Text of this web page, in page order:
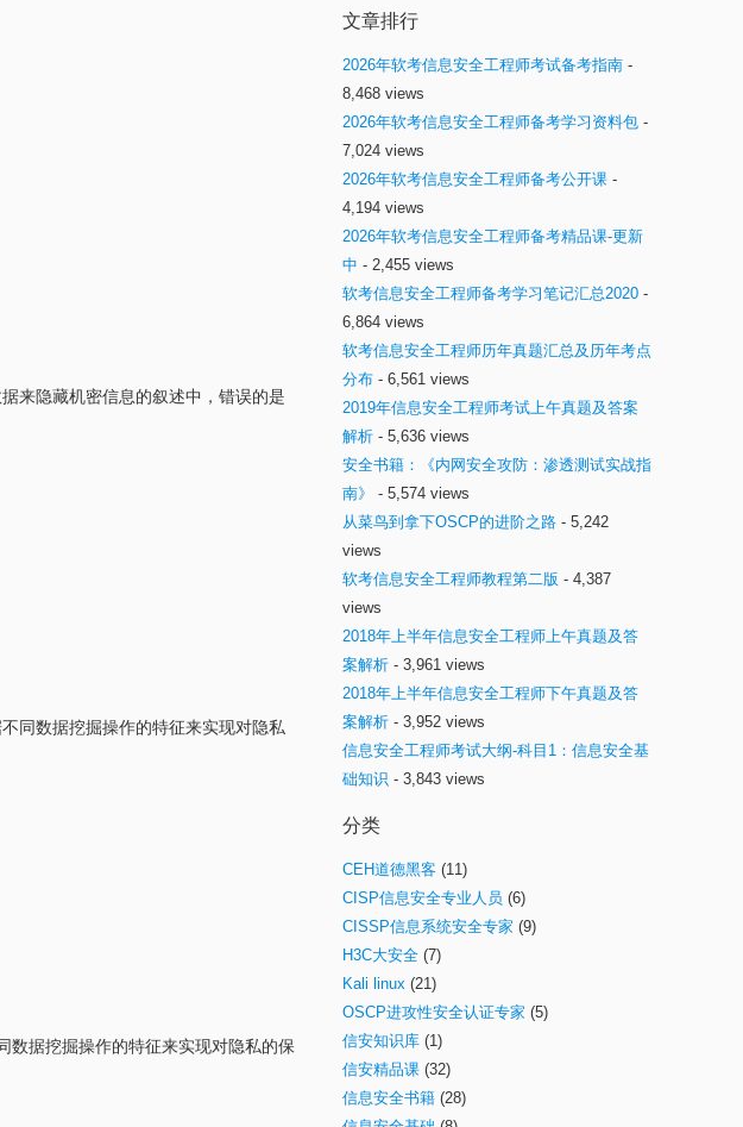
来隐藏机密信息的叙述中，错误的是
同数据挖掘操作的特征来实现对隐私
数据挖掘操作的特征来实现对隐私的保
文章排行
2026年软考信息安全工程师考试备考指南 -
8,468 views
2026年软考信息安全工程师备考学习资料包 -
7,024 views
2026年软考信息安全工程师备考公开课 -
4,194 views
2026年软考信息安全工程师备考精品课-更新
中 - 2,455 views
软考信息安全工程师备考学习笔记汇总2020 -
6,864 views
软考信息安全工程师历年真题汇总及历年考点
分布 - 6,561 views
2019年信息安全工程师考试上午真题及答案
解析 - 5,636 views
安全书籍：《内网安全攻防：渗透测试实战指
南》
- 5,574 views
从菜鸟到拿下OSCP的进阶之路 - 5,242
views
软考信息安全工程师教程第二版 - 4,387
views
2018年上半年信息安全工程师上午真题及答
案解析 - 3,961 views
2018年上半年信息安全工程师下午真题及答
案解析 - 3,952 views
信息安全工程师考试大纲-科目1：信息安全基
础知识 - 3,843 views
分类
CEH道德黑客 (11)
CISP信息安全专业人员 (6)
CISSP信息系统安全专家 (9)
H3C大安全 (7)
Kali linux (21)
OSCP进攻性安全认证专家 (5)
信安知识库 (1)
信安精品课 (32)
信息安全书籍 (28)